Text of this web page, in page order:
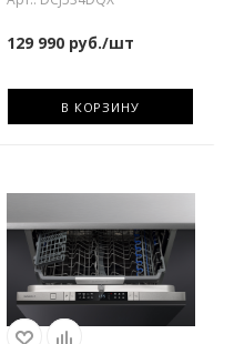
129 990руб./шт
В КОРЗИНУ